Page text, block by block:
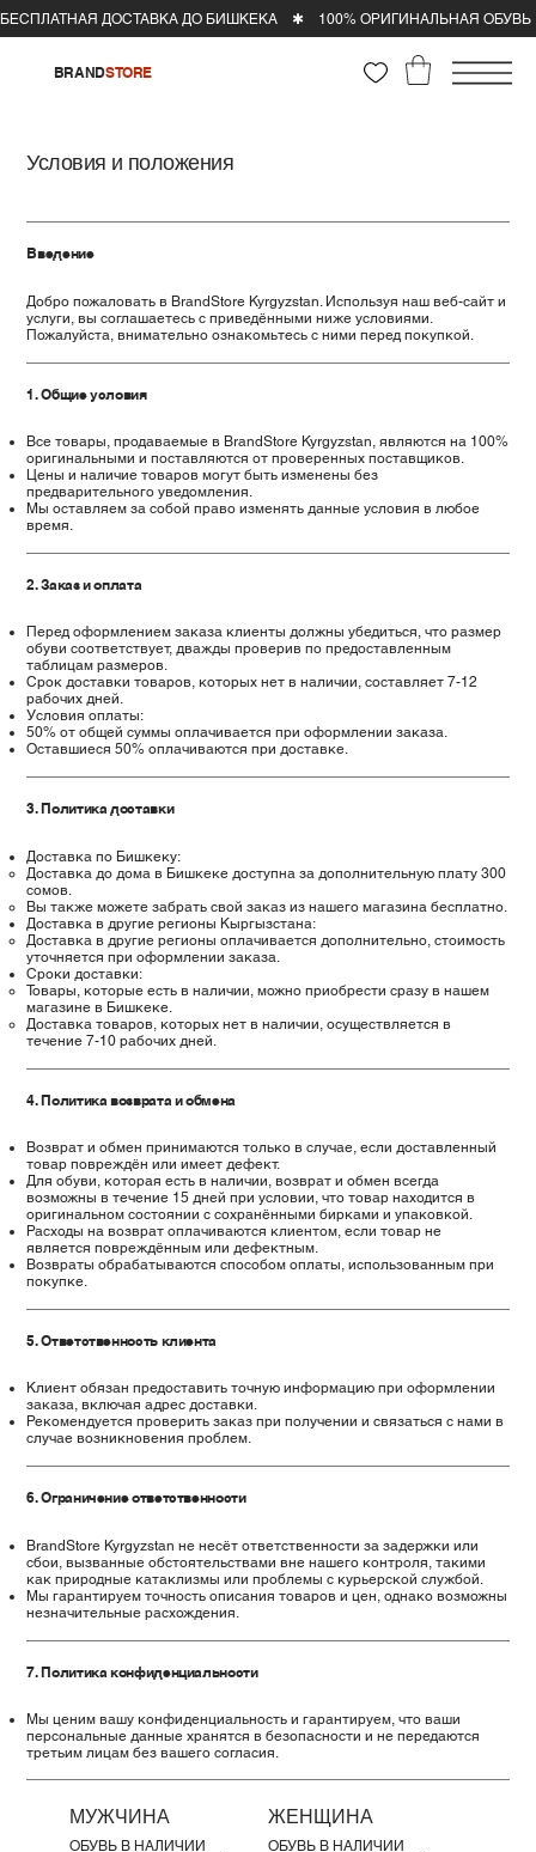
BRANDSTORE
Условия и положения
Введение
Добро пожаловать в BrandStore Kyrgyzstan. Используя наш веб-сайт и
услуги, вы соглашаетесь с приведёнными ниже условиями.
Пожалуйста, внимательно ознакомьтесь с ними перед покупкой.
1. Общие условия
Все товары, продаваемые в BrandStore Kyrgyzstan, являются на 100%
оригинальными и поставляются от проверенных поставщиков.
Цены и наличие товаров могут быть изменены без
предварительного уведомления.
Мы оставляем за собой право изменять данные условия в любое
время.
2. Заказ и оплата
Перед оформлением заказа клиенты должны убедиться, что размер
обуви соответствует, дважды проверив по предоставленным
таблицам размеров.
Срок доставки товаров, которых нет в наличии, составляет 7-12
рабочих дней.
Условия оплаты:
50% от общей суммы оплачивается при оформлении заказа.
Оставшиеся 50% оплачиваются при доставке.
3. Политика доставки
Доставка по Бишкеку:
Доставка до дома в Бишкеке доступна за дополнительную плату 300
сомов.
Вы также можете забрать свой заказ из нашего магазина бесплатно.
Доставка в другие регионы Кыргызстана:
Доставка в другие регионы оплачивается дополнительно, стоимость
уточняется при оформлении заказа.
Сроки доставки:
Товары, которые есть в наличии, можно приобрести сразу в нашем
магазине в Бишкеке.
Доставка товаров, которых нет в наличии, осуществляется в
течение 7-10 рабочих дней.
4. Политика возврата и обмена
Возврат и обмен принимаются только в случае, если доставленный
товар повреждён или имеет дефект.
Для обуви, которая есть в наличии, возврат и обмен всегда
возможны в течение 15 дней при условии, что товар находится в
оригинальном состоянии с сохранёнными бирками и упаковкой.
Расходы на возврат оплачиваются клиентом, если товар не
является повреждённым или дефектным.
Возвраты обрабатываются способом оплаты, использованным при
покупке.
5. Ответственность клиента
Клиент обязан предоставить точную информацию при оформлении
заказа, включая адрес доставки.
Рекомендуется проверить заказ при получении и связаться с нами в
случае возникновения проблем.
6. Ограничение ответственности
BrandStore Kyrgyzstan не несёт ответственности за задержки или
сбои, вызванные обстоятельствами вне нашего контроля, такими
как природные катаклизмы или проблемы с курьерской службой.
Мы гарантируем точность описания товаров и цен, однако возможны
незначительные расхождения.
7. Политика конфиденциальности
Мы ценим вашу конфиденциальность и гарантируем, что ваши
персональные данные хранятся в безопасности и не передаются
третьим лицам без вашего согласия.
МУЖЧИНА
ОБУВЬ В НАЛИЧИИ
ЖЕНЩИНА
ОБУВЬ В НАЛИЧИИ